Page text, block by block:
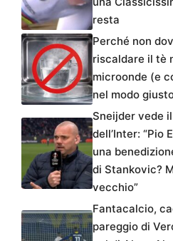
resta
Perché non
riscaldare il tè
microonde (e
nel modo
Sneijder vede
dell’Inter: “Pio
una
di Stankovic?
vecchio”
Fantacalcio,
pareggio di